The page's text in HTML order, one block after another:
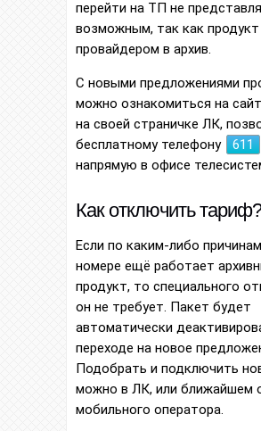
перейти на ТП не
возможным, так как продукт
провайдером в архив.
С новыми предложениями
можно ознакомиться на
на своей страничке ЛК,
бесплатному телефону
611
напрямую в офисе
Как отключить тариф?
Если по каким-либо
номере ещё работает
продукт, то специального
он не требует. Пакет будет
автоматически
переходе на новое
Подобрать и подключить
можно в ЛК, или ближайшем
мобильного оператора.